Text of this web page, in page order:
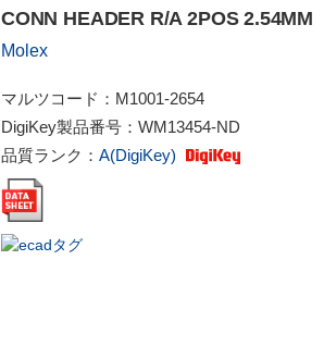
CONN HEADER R/A 2POS 2.54MM
Molex
マルツコード： M1001-2654
DigiKey製品番号： WM13454-ND
品質ランク： A(DigiKey)